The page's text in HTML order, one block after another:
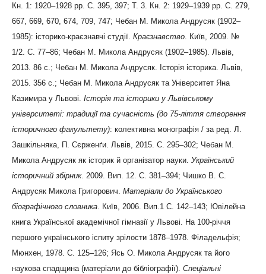
Кн. 1: 1920–1928 рр. С. 395, 397; Т. 3. Кн. 2: 1929–1939 рр. С. 279,
667, 669, 670, 674, 709, 747; Чебан М. Микола Андрусяк (1902–
1985): історико-краєзнавчі студії. Краєзнавство. Київ, 2009. №
1/2. С. 77–86; Чебан М. Микола Андрусяк (1902–1985). Львів,
2013. 86 с.; Чебан М. Микола Андрусяк. Історія історика. Львів,
2015. 356 с.; Чебан М. Микола Андрусяк та Університет Яна
Казимира у Львові. Історія та історики у Львівському
університеті: традиції та сучасність (до 75-ліття створення
історичного факультету): колективна монографія / за ред. Л.
Зашкільняка, П. Сєрженґи. Львів, 2015. С. 295–302; Чебан М.
Микола Андрусяк як історик й організатор науки. Український
історичний збірник. 2009. Вип. 12. С. 381–394; Чишко В. С.
Андрусяк Микола Григорович. Матеріали до Українського
біографічного словника. Київ, 2006. Вип.1 С. 142–143; Ювілейна
книга Української академічної гімназії у Львові. На 100-річчя
першого українського іспиту зрілости 1878–1978. Філадельфія;
Мюнхен, 1978. С. 125–126; Ясь О. Микола Андрусяк та його
наукова спадщина (матеріали до бібліографії). Спеціальні